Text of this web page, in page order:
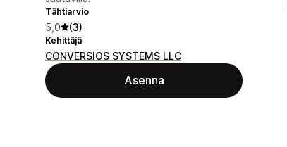
Tähtiarvio
5,0 (3)
Kehittäjä
CONVERSIOS SYSTEMS LLC
Asenna